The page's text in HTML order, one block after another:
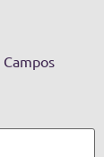
Campos